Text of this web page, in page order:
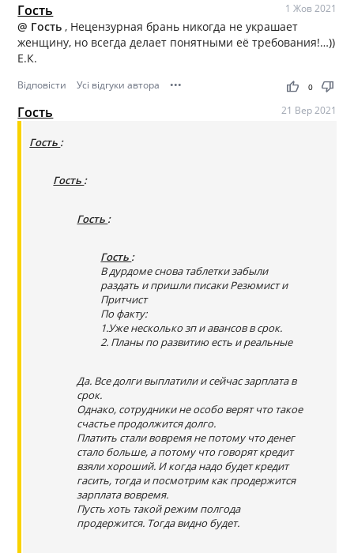
Гость 1 Жов 2021
@ Гость, Нецензурная брань никогда не украшает
женщину, но всегда делает понятными её требования!…))
Е.К.
Відповісти Усі відгуки автора ••• thumb_up thumb_down
0
Гость 21 Вер 2021
Гость :
Гость :
Гость :
Гость :
В дурдоме снова таблетки забыли
раздать и пришли писаки Резюмист и
Притчист
По факту:
1.Уже несколько зп и авансов в срок.
2. Планы по развитию есть и реальные
Да. Все долги выплатили и сейчас зарплата в
срок.
Однако, сотрудники не особо верят что такое
счастье продолжится долго.
Платить стали вовремя не потому что денег
стало больше, а потому что говорят кредит
взяли хороший. И когда надо будет кредит
гасить, тогда и посмотрим как продержится
зарплата вовремя.
Пусть хоть такой режим полгода
продержится. Тогда видно будет.